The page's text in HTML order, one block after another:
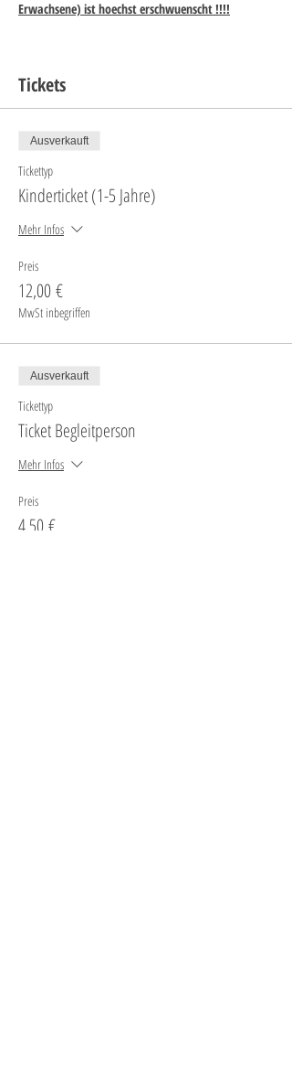
Erwachsene) ist hoechst erschwuenscht !!!!
nehmen mit hochwertigen Kleinigkeiten
KINDERTICKET (12 Euro) ERWERBEN !
Wenn Euer Kind unter 12 Monaten ist, ist das
Kinderticket optional. Es kann auch ein
Begleitpersonenticket erworben werden.
Bitte habt Verstaendis dafuer, dass keine gekaufte Tickets
zurueck erstattet werden koennen. Sie sind allerdings
uebertragbar!
Tickets
Ausverkauft
Tickettyp
Kinderticket (1-5 Jahre)
Mehr Infos
Preis
12,00 €
MwSt inbegriffen
Ausverkauft
Tickettyp
Ticket Begleitperson
Mehr Infos
Preis
4,50 €